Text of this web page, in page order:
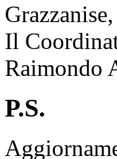
Il
Raimondo
P.S.